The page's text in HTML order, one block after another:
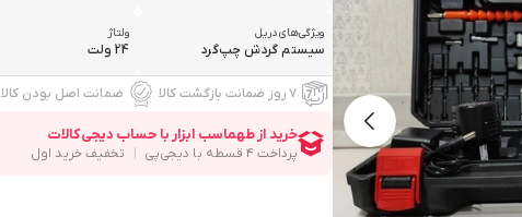
ویژگی‌های دریل
سیستم گردش چپ‌گرد
ولتاژ
24 ولت
۷ روز ضمانت بازگشت کالا ضمانت اصل بودن کالا